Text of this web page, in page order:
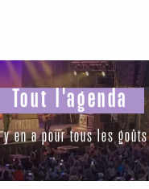
Tout l'agenda
en a pour tous les goûts